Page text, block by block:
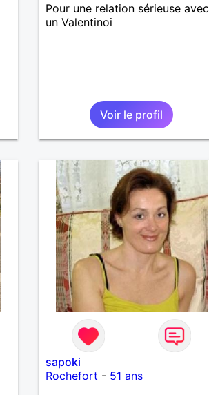
Pour une relation sérieuse avec
un Valentinoi
Voir le profil
sapoki
Rochefort - 51 ans